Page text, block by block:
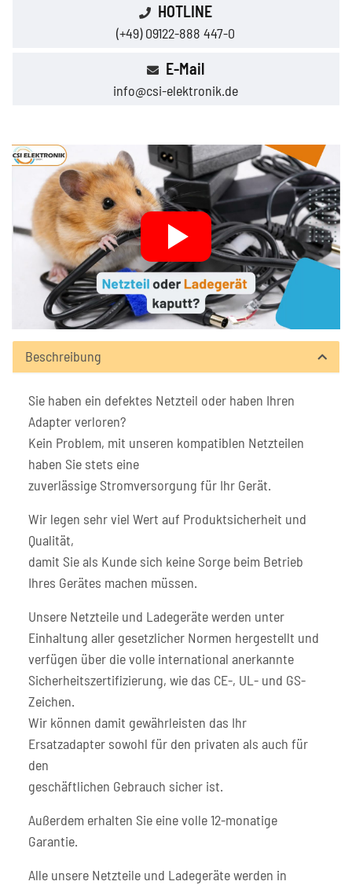
HOTLINE
(+49) 09122-888 447-0
E-Mail
info@csi-elektronik.de
Beschreibung
Sie haben ein defektes Netzteil oder haben Ihren
Adapter verloren?
Kein Problem, mit unseren kompatiblen Netzteilen
haben Sie stets eine
zuverlässige Stromversorgung für Ihr Gerät.
Wir legen sehr viel Wert auf Produktsicherheit und
Qualität,
damit Sie als Kunde sich keine Sorge beim Betrieb
Ihres Gerätes machen müssen.
Unsere Netzteile und Ladegeräte werden unter
Einhaltung aller gesetzlicher Normen hergestellt und
verfügen über die volle international anerkannte
Sicherheitszertifizierung, wie das CE-, UL- und GS-
Zeichen.
Wir können damit gewährleisten das Ihr
Ersatzadapter sowohl für den privaten als auch für
den
geschäftlichen Gebrauch sicher ist.
Außerdem erhalten Sie eine volle 12-monatige
Garantie.
Alle unsere Netzteile und Ladegeräte werden in